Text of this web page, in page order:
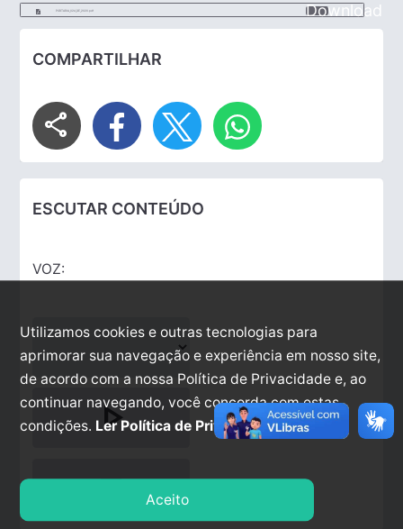
PORTARIA_024_DE_2020.pdf Download
COMPARTILHAR
share
ESCUTAR CONTEÚDO
VOZ:
play_arrow
stop
Utilizamos cookies e outras tecnologias para
aprimorar sua navegação e experiência em nosso site,
de acordo com a nossa Política de Privacidade e, ao
continuar navegando, você concorda com estas
condições. Ler Política de Privacidade.
Aceito